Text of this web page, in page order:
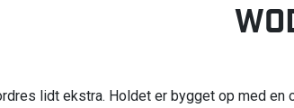
lidt ekstra. Holdet er bygget op med